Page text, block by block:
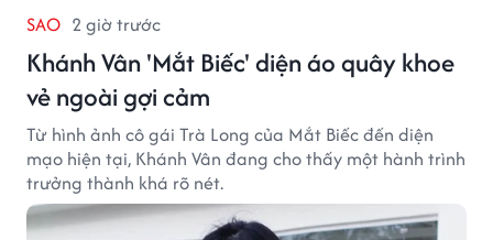
SAO 2 giờ trước
Khánh Vân 'Mắt Biếc' diện áo quây khoe
vẻ ngoài gợi cảm
Từ hình ảnh cô gái Trà Long của Mắt Biếc đến diện
mạo hiện tại, Khánh Vân đang cho thấy một hành trình
trưởng thành khá rõ nét.